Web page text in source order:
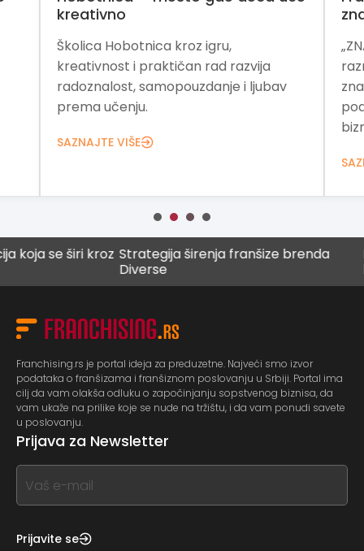
kreativno
Školica Hobotnica kroz igru,
kreativnost i praktičan rad razvija
radoznalost, samopouzdanje i ljubav
prema učenju.
SAZNAJTE VIŠE
širi kroz Strategija širenja franšize brenda
Franchising.rs je portal ideja za preduzetne. Najveći smo izvor
podataka o franšizama i franšiznom poslovanju u Srbiji. Portal ima
cilj da vam olakša odluku o započinjanju sopstvenog biznisa, da
vam ukaže na prilike koje se nude na tržištu, i da vam ponudi savete
u poslovanju.
Prijava za Newsletter
If
you
this,
Prijavite se